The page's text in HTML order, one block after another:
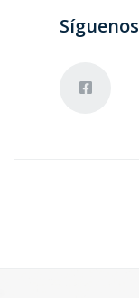
Síguenos